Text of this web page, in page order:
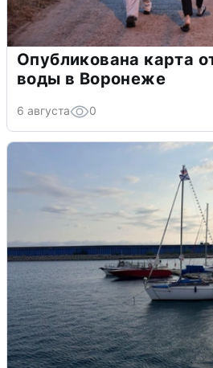
Опубликована карта
воды в Воронеже
6 августа 0